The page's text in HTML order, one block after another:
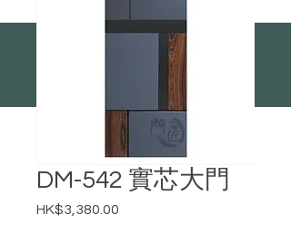
DM-542 實芯大門
HK$3,380.00